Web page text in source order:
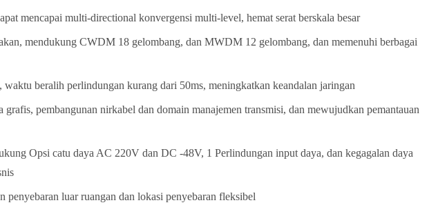
mencapai multi-directional konvergensi multi-level, hemat serat berskala besar
mendukung CWDM 18 gelombang, dan MWDM 12 gelombang, dan memenuhi berbagai
beralih perlindungan kurang dari 50ms, meningkatkan keandalan jaringan
pembangunan nirkabel dan domain manajemen transmisi, dan mewujudkan pemantauan
Opsi catu daya AC 220V dan DC -48V, 1 Perlindungan input daya, dan kegagalan daya
luar ruangan dan lokasi penyebaran fleksibel